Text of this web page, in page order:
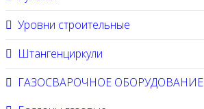
Уровни строительные
Штангенциркули
ГАЗОСВАРОЧНОЕ ОБОРУДОВАНИЕ